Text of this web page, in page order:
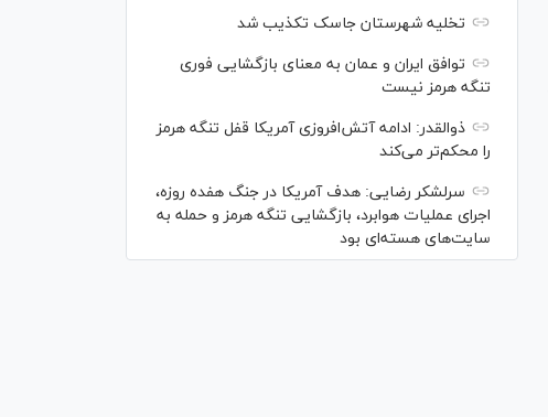
تخلیه شهرستان جاسک تکذیب شد
توافق ایران و عمان به معنای بازگشایی فوری
تنگه هرمز نیست
ذوالقدر: ادامه آتش‌افروزی آمریکا قفل تنگه هرمز
را محکم‌تر می‌کند
سرلشکر رضایی: هدف آمریکا در جنگ هفده روزه،
اجرای عملیات هوابرد، بازگشایی تنگه هرمز و حمله به
سایت‌های هسته‌ای بود